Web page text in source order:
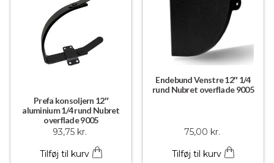
Prefa konsoljern 12″
aluminium 1/4 rund Nubret
overflade 9005
93,75 kr.
Tilføj til kurv
Endebund Venstre 12″ 1/4
rund Nubret overflade 9005
75,00 kr.
Tilføj til kurv